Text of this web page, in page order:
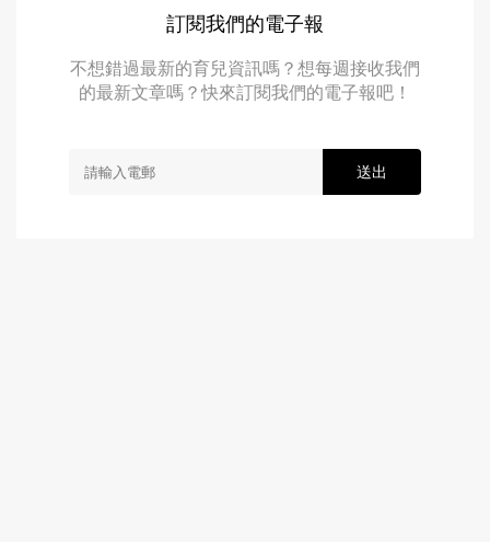
訂閱我們的電子報
不想錯過最新的育兒資訊嗎？想每週接收我們
的最新文章嗎？快來訂閱我們的電子報吧！
送出